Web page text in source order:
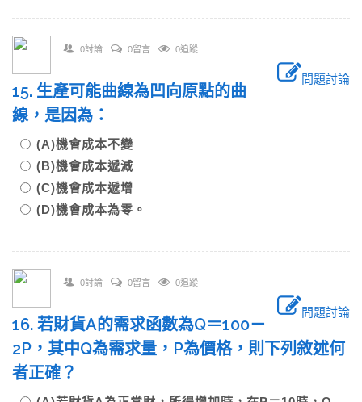
0討論 0留言 0追蹤
問題討論
15. 生產可能曲線為凹向原點的曲
線，是因為：
(A)機會成本不變
(B)機會成本遞減
(C)機會成本遞增
(D)機會成本為零。
0討論 0留言 0追蹤
問題討論
16. 若財貨A的需求函數為Q＝100－
2P，其中Q為需求量，P為價格，則下列敘述何
者正確？